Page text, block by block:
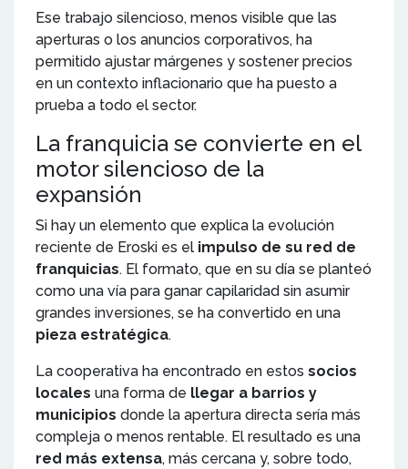
Ese trabajo silencioso, menos visible que las
aperturas o los anuncios corporativos, ha
permitido ajustar márgenes y sostener precios
en un contexto inflacionario que ha puesto a
prueba a todo el sector.
La franquicia se convierte en el
motor silencioso de la
expansión
Si hay un elemento que explica la evolución
reciente de Eroski es el impulso de su red de
franquicias. El formato, que en su día se planteó
como una vía para ganar capilaridad sin asumir
grandes inversiones, se ha convertido en una
pieza estratégica.
La cooperativa ha encontrado en estos socios
locales una forma de llegar a barrios y
municipios donde la apertura directa sería más
compleja o menos rentable. El resultado es una
red más extensa, más cercana y, sobre todo,